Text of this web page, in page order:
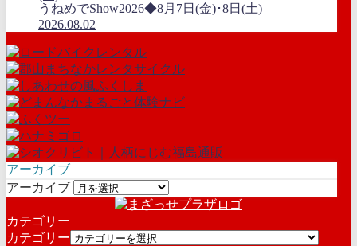
うねめでShow2026◆8月7日(金)･8日(土)
2026.08.02
アーカイブ
アーカイブ
カテゴリー
カテゴリー